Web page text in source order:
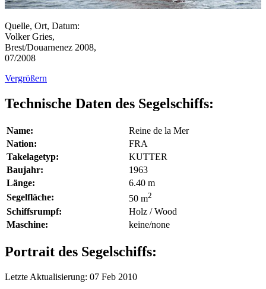
Quelle, Ort, Datum:
Volker Gries,
Brest/Douarnenez 2008,
07/2008
Vergrößern
Technische Daten des Segelschiffs:
Name:
Reine de la Mer
Nation:
FRA
Takelagetyp:
KUTTER
Baujahr:
1963
Länge:
6.40 m
Segelfläche:
50 m2
Schiffsrumpf:
Holz / Wood
Maschine:
keine/none
Portrait des Segelschiffs:
Letzte Aktualisierung: 07 Feb 2010